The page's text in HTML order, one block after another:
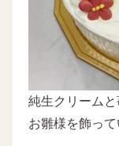
純生クリーム
お雛様を飾っ